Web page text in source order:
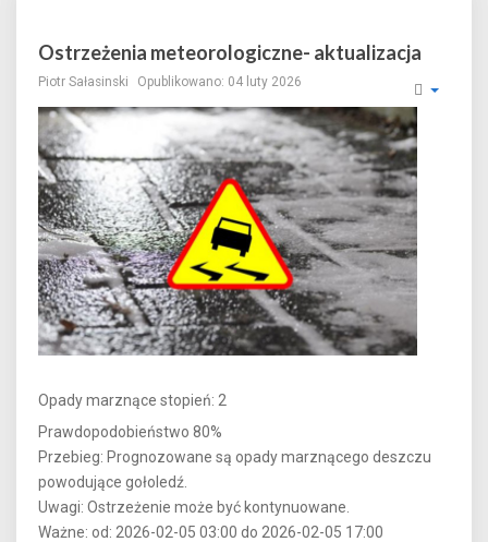
Ostrzeżenia meteorologiczne- aktualizacja
Piotr Sałasinski Opublikowano: 04 luty 2026
Opady marznące stopień: 2
Prawdopodobieństwo 80%
Przebieg: Prognozowane są opady marznącego deszczu
powodujące gołoledź.
Uwagi: Ostrzeżenie może być kontynuowane.
Ważne: od: 2026-02-05 03:00 do 2026-02-05 17:00